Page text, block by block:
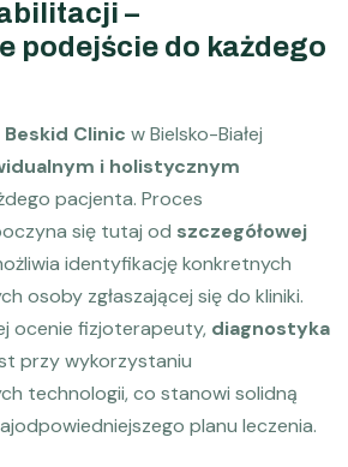
–
podejście do każdego
Beskid Clinic w Bielsko-Białej
i holistycznym
pacjenta. Proces
się tutaj od szczegółowej
identyfikację konkretnych
osoby zgłaszającej się do kliniki.
ocenie fizjoterapeuty, diagnostyka
przy wykorzystaniu
technologii, co stanowi solidną
planu leczenia.